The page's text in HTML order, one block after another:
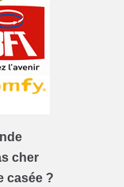
cher
casée ?